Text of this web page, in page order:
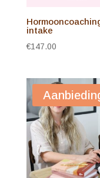
intake
€147.00